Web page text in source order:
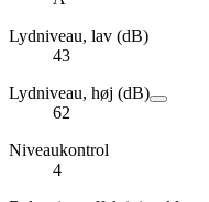
Lydniveau, lav (dB)
43
Lydniveau, høj (dB)
62
Niveaukontrol
4